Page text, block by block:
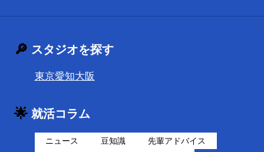
🔎 スタジオを探す
東京愛知大阪
🌟 就活コラム
ニュース 豆知識
先輩アドバイス